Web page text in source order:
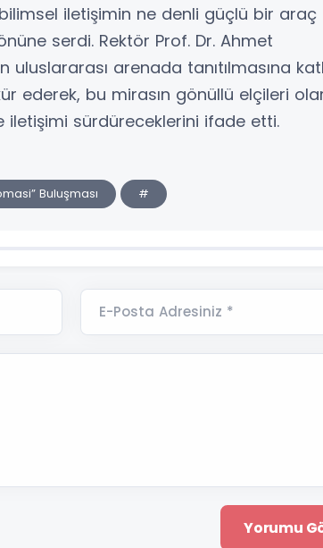
iletişimin ne denli güçlü bir araç
serdi. Rektör Prof. Dr. Ahmet
uluslararası arenada tanıtılmasına
ederek, bu mirasın gönüllü elçileri
iletişimi sürdüreceklerini ifade etti.
Buluşması #
E-Posta Adresiniz *